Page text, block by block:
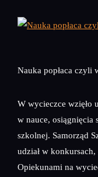
Nauka popłaca czyli
W wycieczce wzięło
w nauce, osiągnięcia
szkolnej. Samorząd
udział w
Opiekunami na